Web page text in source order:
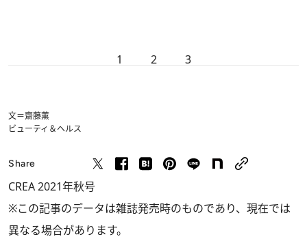
1 2 3
文＝齋藤薫
ビューティ＆ヘルス
Share
CREA 2021年秋号
※この記事のデータは雑誌発売時のものであり、現在では
異なる場合があります。